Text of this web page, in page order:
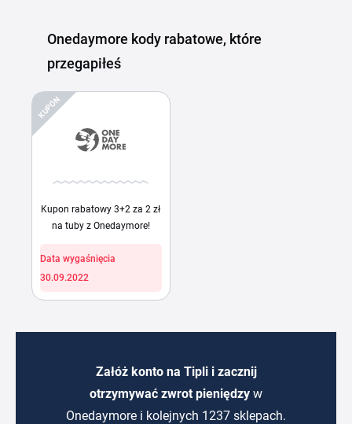
Onedaymore kody rabatowe, które
przegapiłeś
KUPÓN
Kupon rabatowy 3+2 za 2 zł
na tuby z Onedaymore!
Data wygaśnięcia
30.09.2022
Załóż konto na Tipli i zacznij
otrzymywać zwrot pieniędzy w
Onedaymore i kolejnych 1237 sklepach.